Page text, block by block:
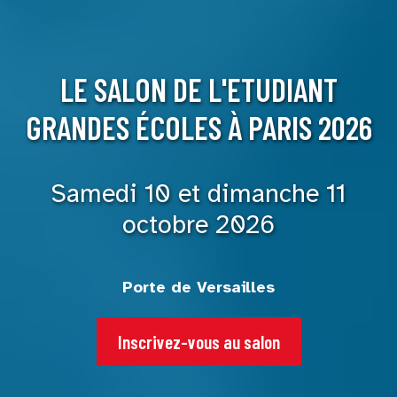
LE SALON DE L'ETUDIANT
GRANDES ÉCOLES À PARIS 2026
Samedi 10 et dimanche 11
octobre 2026
Porte de Versailles
Inscrivez-vous au salon